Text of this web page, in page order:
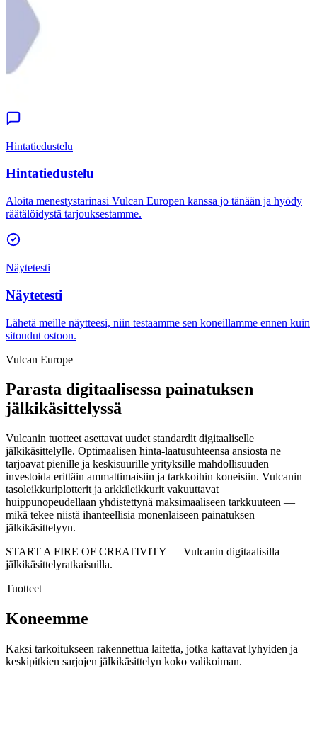
Hintatiedustelu
Hintatiedustelu
Aloita menestystarinasi Vulcan Europen kanssa jo tänään ja hyödy
räätälöidystä tarjouksestamme.
Näytetesti
Näytetesti
Lähetä meille näytteesi, niin testaamme sen koneillamme ennen kuin
sitoudut ostoon.
Vulcan Europe
Parasta digitaalisessa painatuksen
jälkikäsittelyssä
Vulcanin tuotteet asettavat uudet standardit digitaaliselle
jälkikäsittelylle. Optimaalisen hinta-laatusuhteensa ansiosta ne
tarjoavat pienille ja keskisuurille yrityksille mahdollisuuden
investoida erittäin ammattimaisiin ja tarkkoihin koneisiin. Vulcanin
tasoleikkuriplotterit ja arkkileikkurit vakuuttavat
huippunopeudellaan yhdistettynä maksimaaliseen tarkkuuteen —
mikä tekee niistä ihanteellisia monenlaiseen painatuksen
jälkikäsittelyyn.
START A FIRE OF CREATIVITY — Vulcanin digitaalisilla
jälkikäsittelyratkaisuilla.
Tuotteet
Koneemme
Kaksi tarkoitukseen rakennettua laitetta, jotka kattavat lyhyiden ja
keskipitkien sarjojen jälkikäsittelyn koko valikoiman.